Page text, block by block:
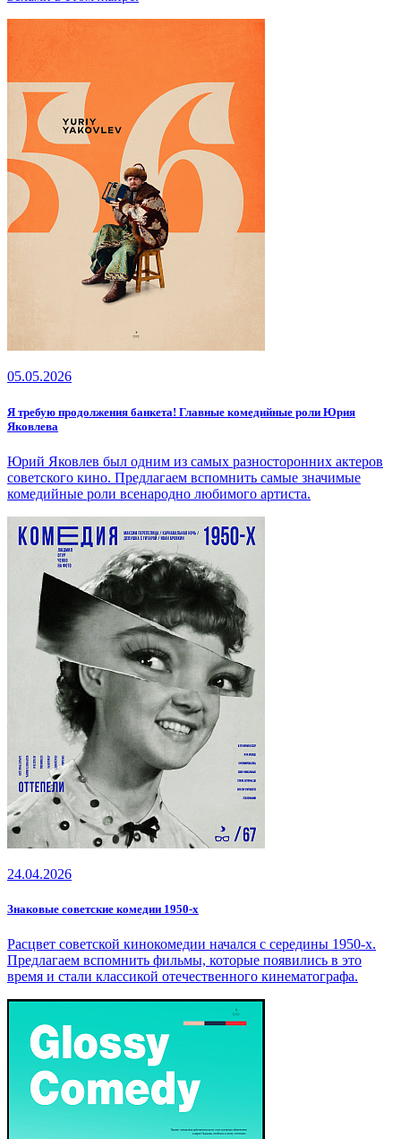
05.05.2026
Я требую продолжения банкета! Главные комедийные роли Юрия
Яковлева
Юрий Яковлев был одним из самых разносторонних актеров
советского кино. Предлагаем вспомнить самые значимые
комедийные роли всенародно любимого артиста.
24.04.2026
Знаковые советские комедии 1950-х
Расцвет советской кинокомедии начался с середины 1950-х.
Предлагаем вспомнить фильмы, которые появились в это
время и стали классикой отечественного кинематографа.